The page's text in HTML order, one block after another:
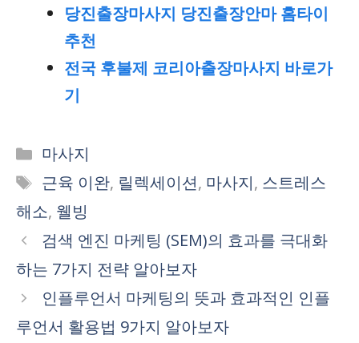
당진출장마사지 당진출장안마 홈타이
추천
전국 후불제 코리아출장마사지 바로가
기
Categories
마사지
Tags
근육 이완, 릴렉세이션, 마사지, 스트레스
해소, 웰빙
검색 엔진 마케팅 (SEM)의 효과를 극대화
하는 7가지 전략 알아보자
인플루언서 마케팅의 뜻과 효과적인 인플
루언서 활용법 9가지 알아보자